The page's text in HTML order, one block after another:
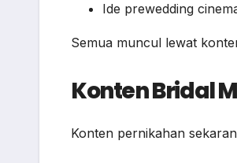
Ide prewedding
Semua muncul lewat
Konten Bridal
Konten pernikahan